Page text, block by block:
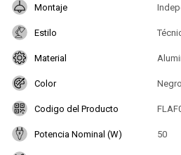
Montaje
Estilo
Material
Color Negro
Codigo del Producto
Potencia Nominal (W) 50